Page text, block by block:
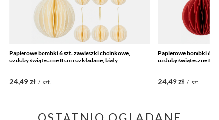
Papierowe bombki 6 szt. zawieszki choinkowe,
ozdoby świąteczne 8 cm rozkładane, biały
24,49 zł / szt.
Papierowe bombki 6
ozdoby świąteczne 8
24,49 zł / szt.
OSTATNIO OGLĄDANE